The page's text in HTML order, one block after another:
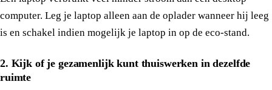
computer. Leg je laptop alleen aan de oplader wanneer hij leeg
is en schakel indien mogelijk je laptop in op de eco-stand.
2. Kijk of je gezamenlijk kunt thuiswerken in dezelfde
ruimte